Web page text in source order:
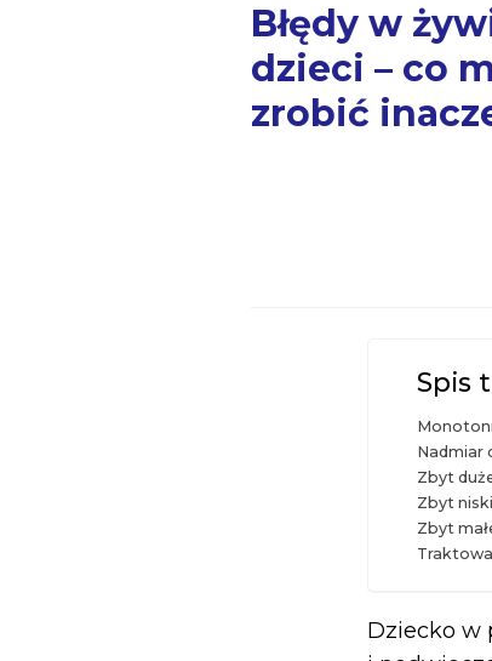
Błędy w
dzieci – co
zrobić
Spis
Nadmiar
Zbyt
Zbyt
Zbyt
Dziecko w